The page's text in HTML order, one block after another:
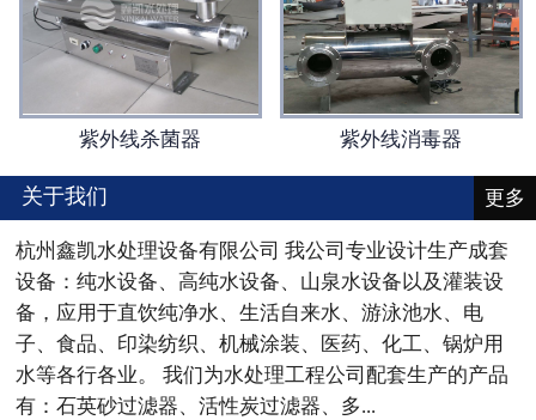
紫外线杀菌器 紫外线消毒器
关于我们 更多
杭州鑫凯水处理设备有限公司 我公司专业设计生产成套
设备：纯水设备、高纯水设备、山泉水设备以及灌装设
备，应用于直饮纯净水、生活自来水、游泳池水、电
子、食品、印染纺织、机械涂装、医药、化工、锅炉用
水等各行各业。 我们为水处理工程公司配套生产的产品
有：石英砂过滤器、活性炭过滤器、多...